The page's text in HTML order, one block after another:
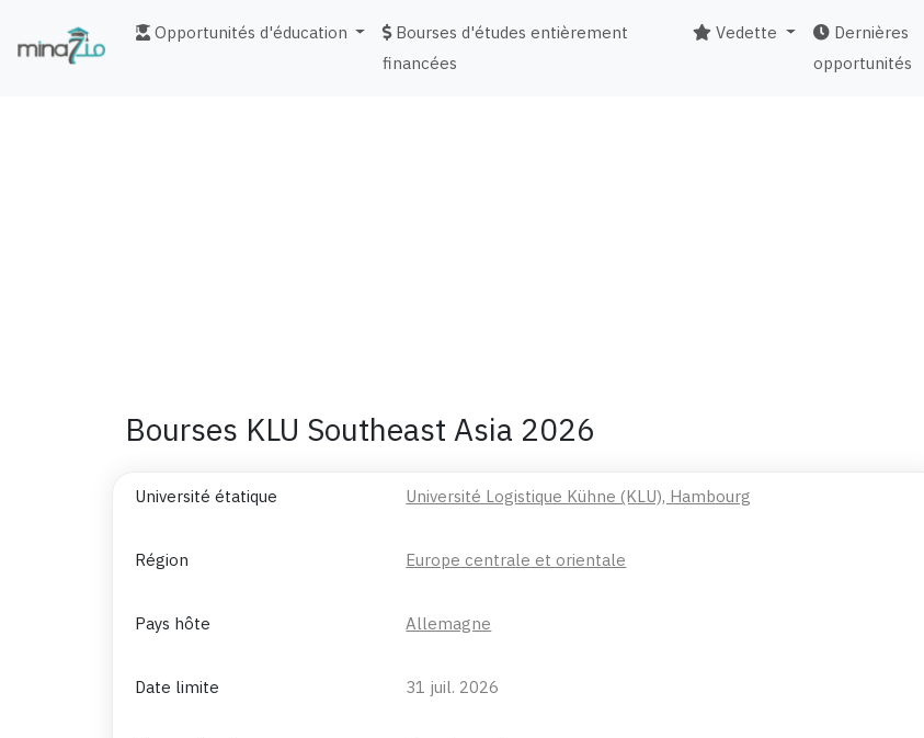
Opportunités d'éducation
Bourses d'études entièrement
financées
Vedette
Dernières
opportunités
Bourses KLU Southeast Asia 2026
Université étatique Université Logistique Kühne (KLU), Hambourg
Région Europe centrale et orientale
Pays hôte Allemagne
Date limite 31 juil. 2026